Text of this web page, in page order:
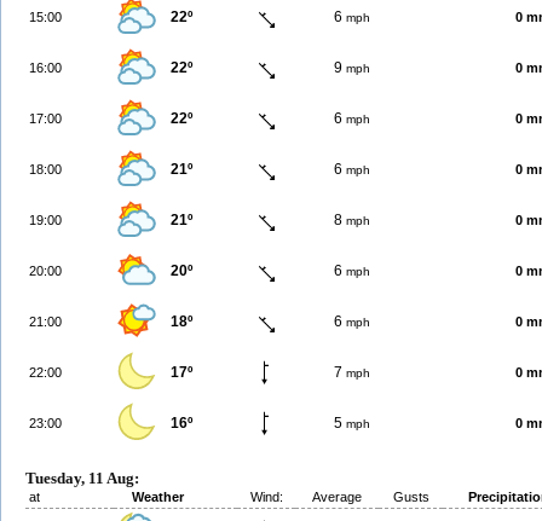
15:00 22º 6 mph 0
16:00 22º 9 mph 0
17:00 22º 6 mph 0
18:00 21º 6 mph 0
19:00 21º 8 mph 0
20:00 20º 6 mph 0
21:00 18º 6 mph 0
22:00 17º 7 mph 0
23:00 16º 5 mph 0
Tuesday, 11 Aug:
at Weather Wind: Average Gusts